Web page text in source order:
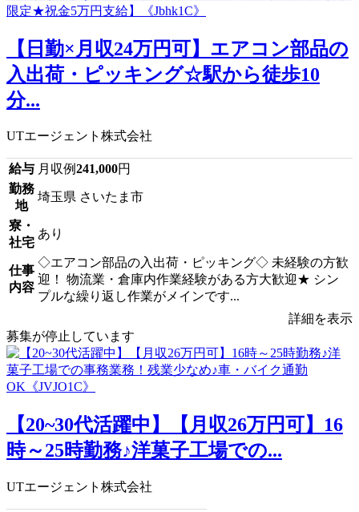
【日勤×月収24万円可】エアコン部品の
入出荷・ピッキング☆駅から徒歩10
分...
UTエージェント株式会社
給与 月収例241,000円
勤務
地
埼玉県 さいたま市
寮・
社宅
あり
仕事
内容
◇エアコン部品の入出荷・ピッキング◇ 未経験の方歓
迎！ 物流業・倉庫内作業経験がある方大歓迎★ シン
プルな繰り返し作業がメインです...
詳細を表示
募集が停止しています
【20~30代活躍中】【月収26万円可】16
時～25時勤務♪洋菓子工場での...
UTエージェント株式会社